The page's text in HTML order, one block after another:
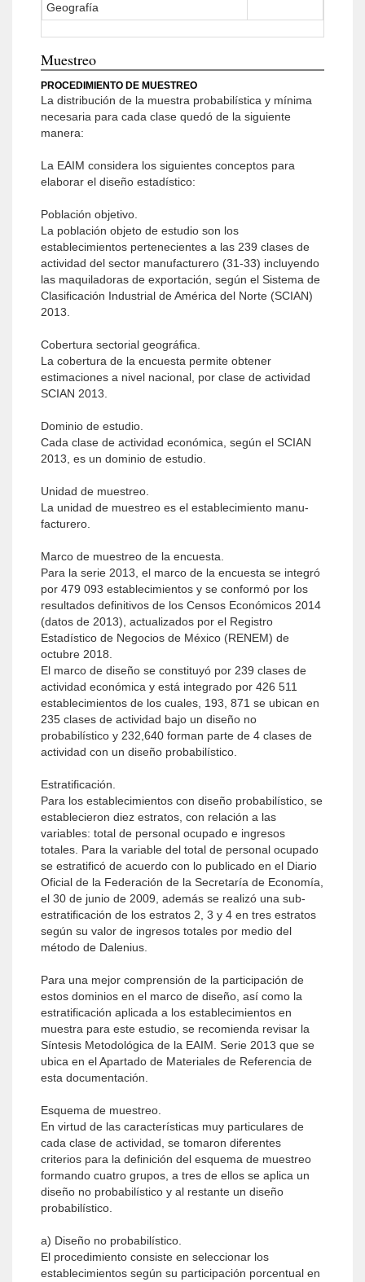
Geografía
Muestreo
PROCEDIMIENTO DE MUESTREO
La distribución de la muestra probabilística y mínima
necesaria para cada clase quedó de la siguiente
manera:
La EAIM considera los siguientes conceptos para
elaborar el diseño estadístico:
Población objetivo.
La población objeto de estudio son los
establecimientos pertenecientes a las 239 clases de
actividad del sector manufacturero (31-33) incluyendo
las maquiladoras de exportación, según el Sistema de
Clasificación Industrial de América del Norte (SCIAN)
2013.
Cobertura sectorial geográfica.
La cobertura de la encuesta permite obtener
estimacio­nes a nivel nacional, por clase de actividad
SCIAN 2013.
Dominio de estudio.
Cada clase de actividad económica, según el SCIAN
2013, es un dominio de estudio.
Unidad de muestreo.
La unidad de muestreo es el establecimiento manu­
facturero.
Marco de muestreo de la encuesta.
Para la serie 2013, el marco de la encuesta se integró
por 479 093 establecimientos y se conformó por los
resultados definitivos de los Censos Económicos 2014
(datos de 2013), actualizados por el Registro
Estadístico de Negocios de México (RENEM) de
octubre 2018.
El marco de diseño se constituyó por 239 clases de
actividad económica y está integrado por 426 511
establecimientos de los cuales, 193, 871 se ubican en
235 clases de actividad bajo un diseño no
probabilístico y 232,640 forman parte de 4 clases de
actividad con un diseño probabilístico.
Estratificación.
Para los establecimientos con diseño probabilístico, se
establecieron diez estratos, con relación a las
variables: total de personal ocupado e ingresos
totales. Para la variable del total de personal ocupado
se estratificó de acuerdo con lo publicado en el Diario
Oficial de la Federación de la Secretaría de Economía,
el 30 de junio de 2009, además se realizó una sub-
estratificación de los estratos 2, 3 y 4 en tres estratos
según su valor de ingresos totales por medio del
método de Dalenius.
Para una mejor comprensión de la participación de
estos dominios en el marco de diseño, así como la
estratificación aplicada a los establecimientos en
muestra para este estudio, se recomienda revisar la
Síntesis Metodológica de la EAIM. Serie 2013 que se
ubica en el Apartado de Materiales de Referencia de
esta documentación.
Esquema de muestreo.
En virtud de las características muy particulares de
cada clase de actividad, se tomaron diferentes
criterios para la definición del esquema de muestreo
formando cuatro grupos, a tres de ellos se aplica un
diseño no probabilístico y al restante un diseño
probabilístico.
a) Diseño no probabilístico.
El procedimiento consiste en seleccionar los
establecimientos según su participación porcentual en